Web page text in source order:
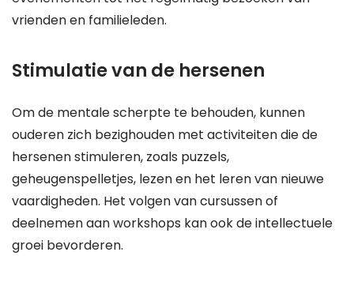
vrienden en familieleden.
Stimulatie van de hersenen
Om de mentale scherpte te behouden, kunnen
ouderen zich bezighouden met activiteiten die de
hersenen stimuleren, zoals puzzels,
geheugenspelletjes, lezen en het leren van nieuwe
vaardigheden. Het volgen van cursussen of
deelnemen aan workshops kan ook de intellectuele
groei bevorderen.